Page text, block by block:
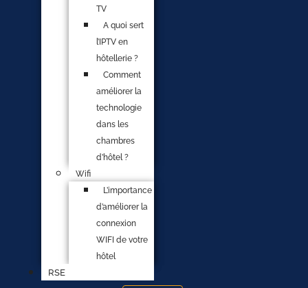
TV
A quoi sert
l’IPTV en
hôtellerie ?
Comment
améliorer la
technologie
dans les
chambres
d’hôtel ?
Wifi
L’importance
d’améliorer la
connexion
WIFI de votre
hôtel
RSE